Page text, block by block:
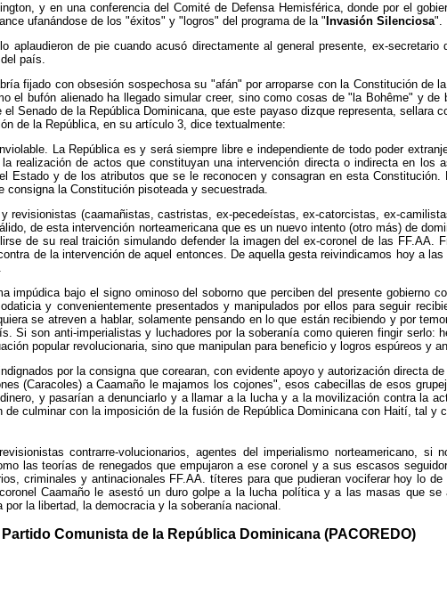
y en una conferencia del Comité de Defensa Hemisférica, donde por el
ufanándose de los "éxitos" y "logros" del programa de la " Invasión Silenciosa".
de pie cuando acusó directamente al general presente, ex-
país.
fijado con obsesión sospechosa su "afán" por arroparse con la Constitución de
el bufón alienado ha llegado simular creer, sino como cosas de "la Bohême" y de
Senado de la República Dominicana, que este payaso dizque representa, sellara
de la República, en su artículo 3, dice textualmente:
La República es y será siempre libre e independiente de todo poder
realización de actos que constituyan una intervención directa o indirecta en los
Estado y de los atributos que se le reconocen y consagran en esta
la Constitución pisoteada y secuestrada.
(caamañistas, castristas, ex-pecedeístas, ex-catorcistas, ex-
de esta intervención norteamericana que es un nuevo intento (otro más) de
de su real traición simulando defender la imagen del ex-coronel de las FF.AA.
de la intervención de aquel entonces. De aquella gesta reivindicamos hoy a
impúdica bajo el signo ominoso del soborno que perciben del presente gobierno
y convenientemente presentados y manipulados por ellos para seguir
se atreven a hablar, solamente pensando en lo que están recibiendo y por
Si son anti-imperialistas y luchadores por la soberanía como quieren fingir serlo:
popular revolucionaria, sino que manipulan para beneficio y logros espúreos y
por la consigna que corearan, con evidente apoyo y autorización directa
(Caracoles) a Caamaño le majamos los cojones", esos cabecillas de esos
y pasarían a denunciarlo y a llamar a la lucha y a la movilización contra la
culminar con la imposición de la fusión de República Dominicana con Haití, tal y
contrarre-volucionarios, agentes del imperialismo norteamericano, si
las teorías de renegados que empujaron a ese coronel y a sus escasos
criminales y antinacionales FF.AA. títeres para que pudieran vociferar hoy lo
Caamaño le asestó un duro golpe a la lucha política y a las masas que se
la libertad, la democracia y la soberanía nacional.
Comunista de la República Dominicana (PACOREDO)